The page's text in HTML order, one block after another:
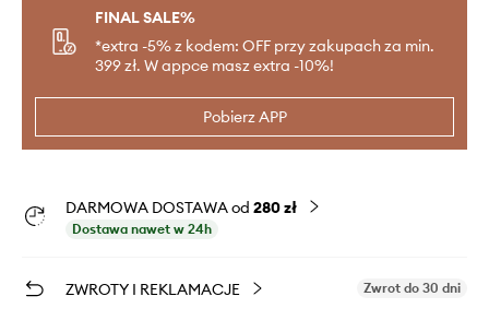
FINAL SALE%
*extra -5% z kodem: OFF przy zakupach za min.
399 zł. W appce masz extra -10%!
Pobierz APP
DARMOWA DOSTAWA od 280 zł
Dostawa nawet w 24h
ZWROTY I REKLAMACJE Zwrot do 30 dni